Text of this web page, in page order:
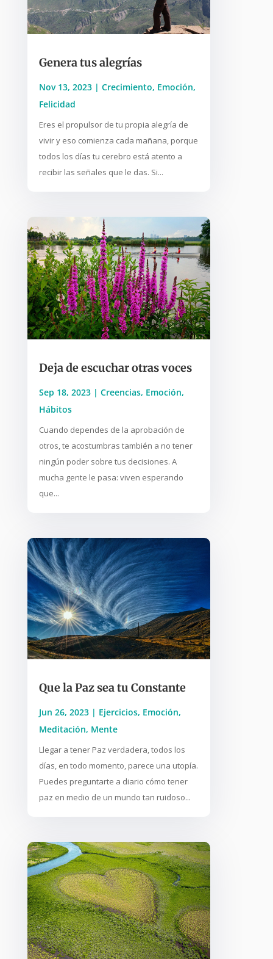
Genera tus alegrías
Nov 13, 2023| Crecimiento, Emoción,
Felicidad
Eres el propulsor de tu propia alegría de
vivir y eso comienza cada mañana, porque
todos los días tu cerebro está atento a
recibir las señales que le das. Si...
Deja de escuchar otras voces
Sep 18, 2023| Creencias, Emoción,
Hábitos
Cuando dependes de la aprobación de
otros, te acostumbras también a no tener
ningún poder sobre tus decisiones. A
mucha gente le pasa: viven esperando
que...
Que la Paz sea tu Constante
Jun 26, 2023| Ejercicios, Emoción,
Meditación, Mente
Llegar a tener Paz verdadera, todos los
días, en todo momento, parece una utopía.
Puedes preguntarte a diario cómo tener
paz en medio de un mundo tan ruidoso...